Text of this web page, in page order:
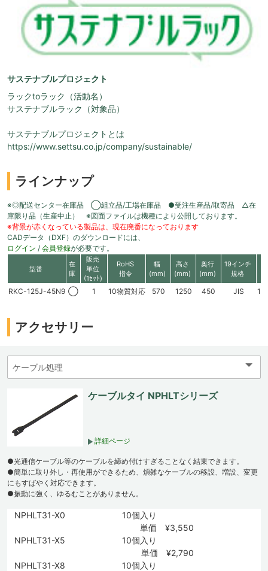
サステナブルプロジェクト
ラックtoラック（活動名）
サステナブルラック（対象品）
サステナブルプロジェクトとは
https://www.settsu.co.jp/company/sustainable/
ラインナップ
※◎配送センター在庫品 ◯組立品/工場在庫品 ●受注生産品/取寄品 △在
庫限り品（生産中止） ※図面ファイルは機種により公開しております。
※背景が赤くなっている製品は、現在廃番になっております
CADデータ（DXF）のダウンロードには、
ログイン / 会員登録が必要です。
型番
在
庫
販売
単位
(1ｾｯﾄ)
RoHS
指令
幅
(mm)
高さ
(mm)
奥行
(mm)
19インチ
規格
RKC-125J-45N9 ◯ 1 10物質対応 570 1250 450 JIS
アクセサリー
ケーブルタイ NPHLTシリーズ
詳細ページ
●光通信ケーブル等のケーブルを締め付けすぎることなく結束できます。
●簡単に取り外し・再使用ができるため、煩雑なケーブルの移設、増設、変更
にもすばやく対応できます。
●振動に強く、ゆるむことがありません。
NPHLT31-X0
10個入り
単価 ¥3,550
NPHLT31-X5
10個入り
単価 ¥2,790
NPHLT31-X8
10個入り